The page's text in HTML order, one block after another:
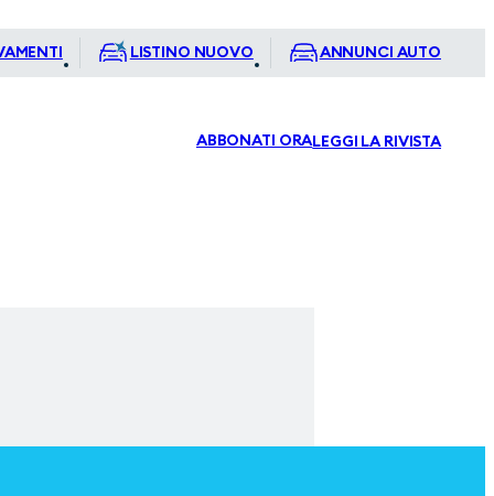
LISTINO NUOVO ANNUNCI AUTO
ABBONATI ORALEGGI LA RIVISTA